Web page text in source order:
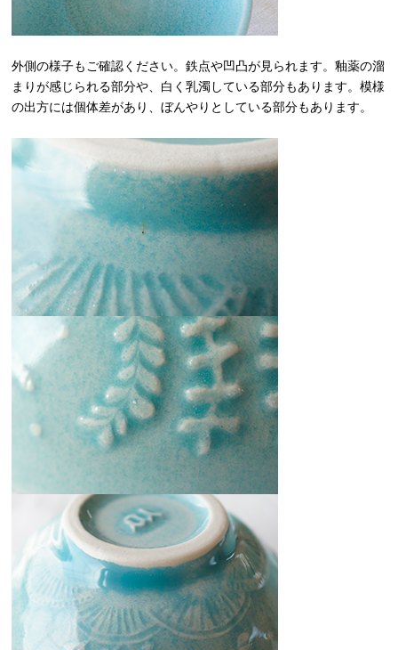
外側の様子もご確認ください。鉄点や凹凸が見られます。釉薬の溜
まりが感じられる部分や、白く乳濁している部分もあります。模様
の出方には個体差があり、ぼんやりとしている部分もあります。